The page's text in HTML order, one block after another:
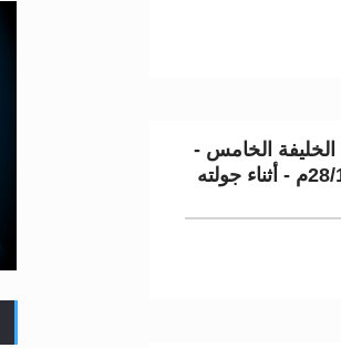
الخليفة الخامس -
نصره الله تعالى - في 28/11/2008م - أثناء جولته